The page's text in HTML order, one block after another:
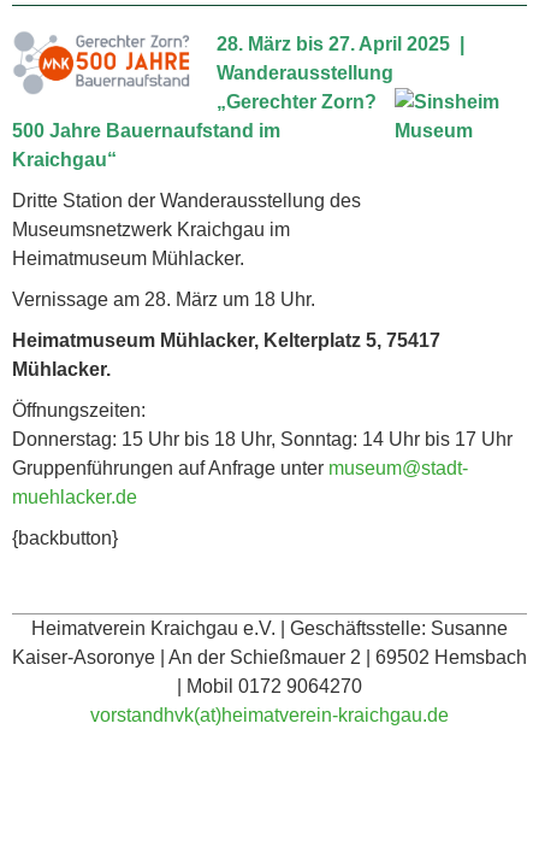
28. März bis 27. April 2025
Wanderausstellung
„Gerechter Zorn?
500 Jahre Bauernaufstand im
Kraichgau“
Dritte Station der Wanderausstellung des
Museumsnetzwerk Kraichgau im
Heimatmuseum Mühlacker.
Vernissage am 28. März um 18 Uhr.
Heimatmuseum Mühlacker, Kelterplatz 5, 75417
Mühlacker.
Öffnungszeiten:
Donnerstag: 15 Uhr bis 18 Uhr, Sonntag: 14 Uhr bis 17 Uhr
Gruppenführungen auf Anfrage unter museum@stadt-
muehlacker.de
{backbutton}
Heimatverein Kraichgau e.V. | Geschäftsstelle: Susanne
Kaiser-Asoronye | An der Schießmauer 2 | 69502 Hemsbach
| Mobil 0172 9064270
vorstandhvk(at)heimatverein-kraichgau.de